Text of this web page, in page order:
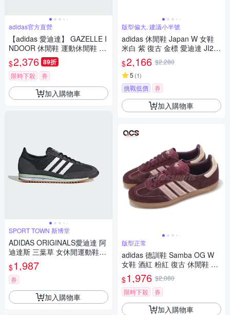
adidas官方直營
【adidas 愛迪達】 GAZELLE I
NDOOR 休閒鞋 運動休閒鞋 德
訓鞋 滑板 復古 女鞋 - Originals
HQ8717
$2,376 89折
限時下殺 券
加入購物車
SPORT TOWN 斯博堂
ADIDAS ORIGINALS愛迪達 阿
迪達斯 三葉草 女休閒運動鞋-
黑色 SL 72 OG W JH7390
$1,987
券
加入購物車
版型偏大, 建議小半號
adidas 休閒鞋 Japan W 女鞋
米白 紫 復古 金標 愛迪達 JI26
64
$2,166 $2,280
5 (1)
挑戰低價 券
加入購物車
版型正常
adidas 德訓鞋 Samba OG W
女鞋 酒紅 粉紅 復古 休閒鞋 馬
毛鞋面 愛迪達 JP5330
$1,976 $2,080
限時下殺
券
加入購物車